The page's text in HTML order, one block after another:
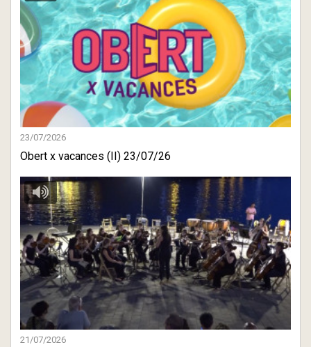
23/07/2026
Obert x vacances (II) 23/07/26
21/07/2026